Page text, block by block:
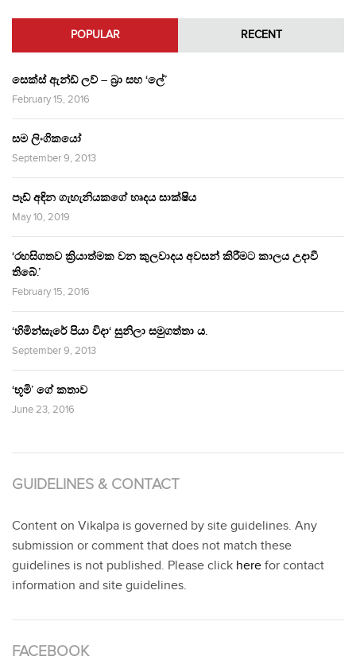
POPULAR RECENT
සෙක්ස් ඇන්ඩ් ලව් – බ්‍රා සහ ‘ලේ’
February 15, 2016
සම ලිංගිකයෝ
September 9, 2013
පෑඩ් අඳින ගැහැනියකගේ හෘදය සාක්ෂිය
May 10, 2019
‘රහසිගතව ක්‍රියාත්මක වන කුලවාදය අවසන් කිරීමට කාලය උදාවී
තිබේ.’
February 15, 2016
‘හිමින්සැරේ පියා විදා‘ සුනිලා සමුගත්තා ය.
September 9, 2013
‘භූමි’ ගේ කතාව
June 23, 2016
GUIDELINES & CONTACT
Content on Vikalpa is governed by site guidelines. Any
submission or comment that does not match these
guidelines is not published. Please click here for contact
information and site guidelines.
FACEBOOK